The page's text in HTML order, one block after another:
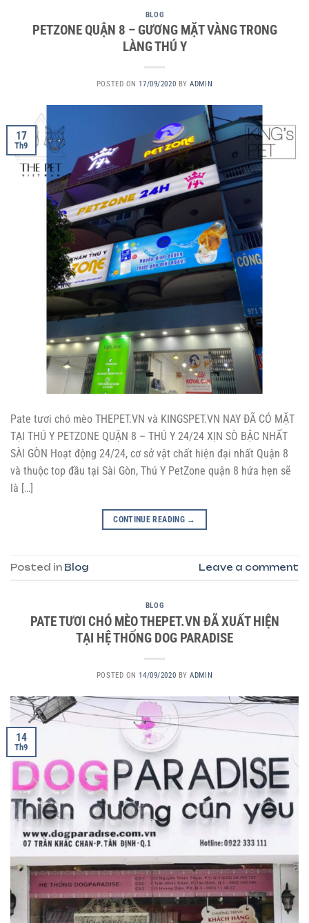
BLOG
PETZONE QUẬN 8 – GƯƠNG MẶT VÀNG TRONG
LÀNG THÚ Y
POSTED ON17/09/2020 BYADMIN
17
Th9
Pate tươi chó mèo THEPET.VN và KINGSPET.VN NAY ĐÃ CÓ MẶT
TẠI THÚ Y PETZONE QUẬN 8 – THÚ Y 24/24 XỊN SÒ BẬC NHẤT
SÀI GÒN Hoạt động 24/24, cơ sở vật chất hiện đại nhất Quận 8
và thuộc top đầu tại Sài Gòn, Thú Y PetZone quận 8 hứa hẹn sẽ
là […]
CONTINUE READING →
Posted in Blog Leave a comment
BLOG
PATE TƯƠI CHÓ MÈO THEPET.VN ĐÃ XUẤT HIỆN
TẠI HỆ THỐNG DOG PARADISE
POSTED ON14/09/2020 BYADMIN
14
Th9